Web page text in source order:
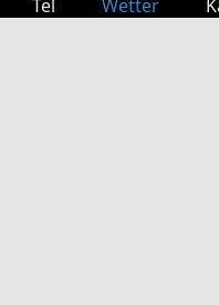
Tel Wetter